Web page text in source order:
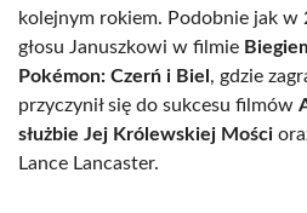
kolejnym rokiem. Podobnie jak w
głosu Januszkowi w filmie
Pokémon: Czerń i Biel , gdzie
przyczynił się do sukcesu filmów
służbie Jej Królewskiej Mości
Lance Lancaster.